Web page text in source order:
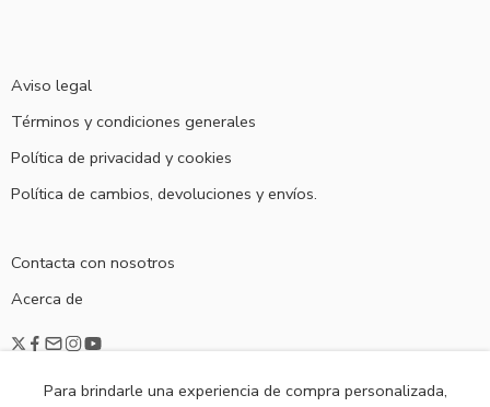
Aviso legal
Términos y condiciones generales
Política de privacidad y cookies
Política de cambios, devoluciones y envíos.
Contacta con nosotros
Acerca de
Para brindarle una experiencia de compra personalizada,